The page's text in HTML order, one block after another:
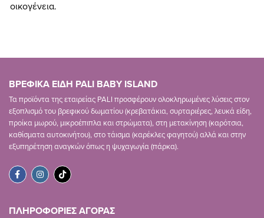
οικογένεια.
ΒΡΕΦΙΚΑ ΕΙΔΗ PALI BABY ISLAND
Τα προϊόντα της εταιρείας PALI προσφέρουν ολοκληρωμένες λύσεις στον
εξοπλισμό του βρεφικού δωματίου (κρεβατάκια, συρταριέρες, λευκά είδη,
προίκα μωρού, μικροέπιπλα και στρώματα), στη μετακίνηση (καρότσια,
καθίσματα αυτοκινήτου), στο τάισμα (καρέκλες φαγητού) αλλά και στην
εξυπηρέτηση αναγκών όπως η ψυχαγωγία (πάρκα).
ΠΛΗΡΟΦΟΡΙΕΣ ΑΓΟΡΑΣ